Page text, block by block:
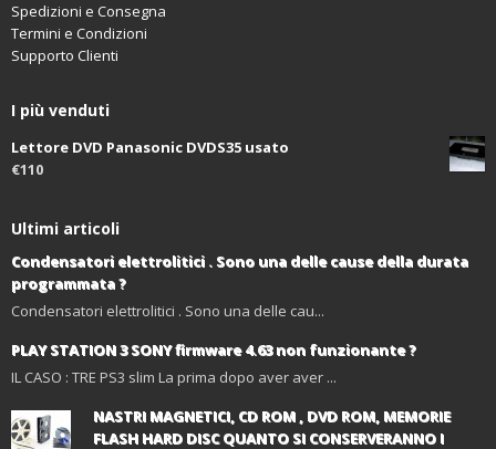
Spedizioni e Consegna
Termini e Condizioni
Supporto Clienti
I più venduti
Lettore DVD Panasonic DVDS35 usato
€110
Ultimi articoli
Condensatori elettrolitici . Sono una delle cause della durata
programmata ?
Condensatori elettrolitici . Sono una delle cau...
PLAY STATION 3 SONY firmware 4.63 non funzionante ?
IL CASO : TRE PS3 slim La prima dopo aver aver ...
NASTRI MAGNETICI, CD ROM , DVD ROM, MEMORIE
FLASH HARD DISC QUANTO SI CONSERVERANNO I